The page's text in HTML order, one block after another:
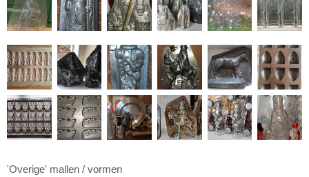
'Overige' mallen / vormen